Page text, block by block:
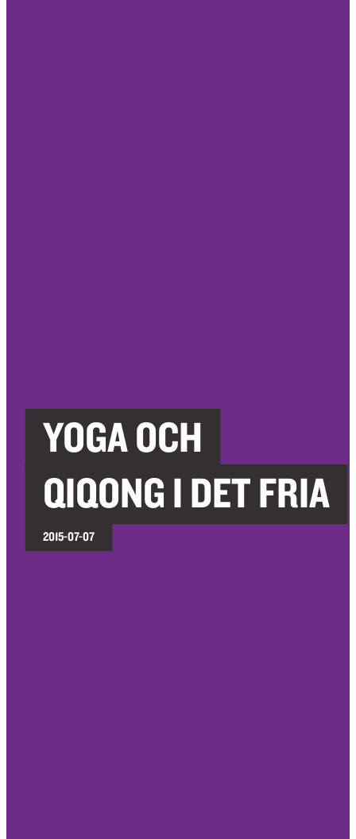
YOGA OCH
QIQONG I DET FRIA
2015-07-07